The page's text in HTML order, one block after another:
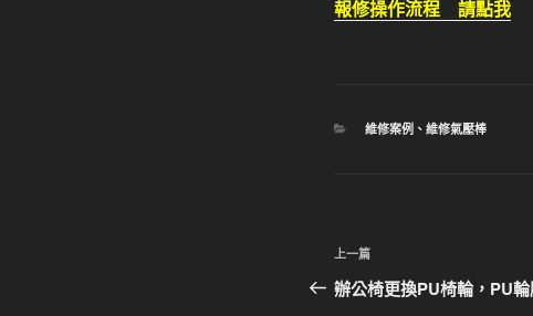
報修操作流程 請點我
分
維修案例、 維修氣壓棒
文
章
上
一
上一篇
辦公椅更換PU椅輪，PU